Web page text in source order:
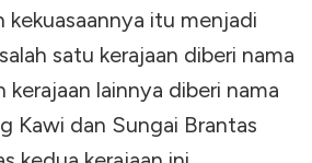
kekuasaannya itu menjadi
satu kerajaan diberi nama
kerajaan lainnya diberi nama
Kawi dan Sungai Brantas